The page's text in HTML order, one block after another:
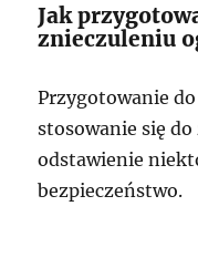
Jak
znieczuleniu
Przygotowanie
stosowanie się
odstawienie
bezpieczeństwo.